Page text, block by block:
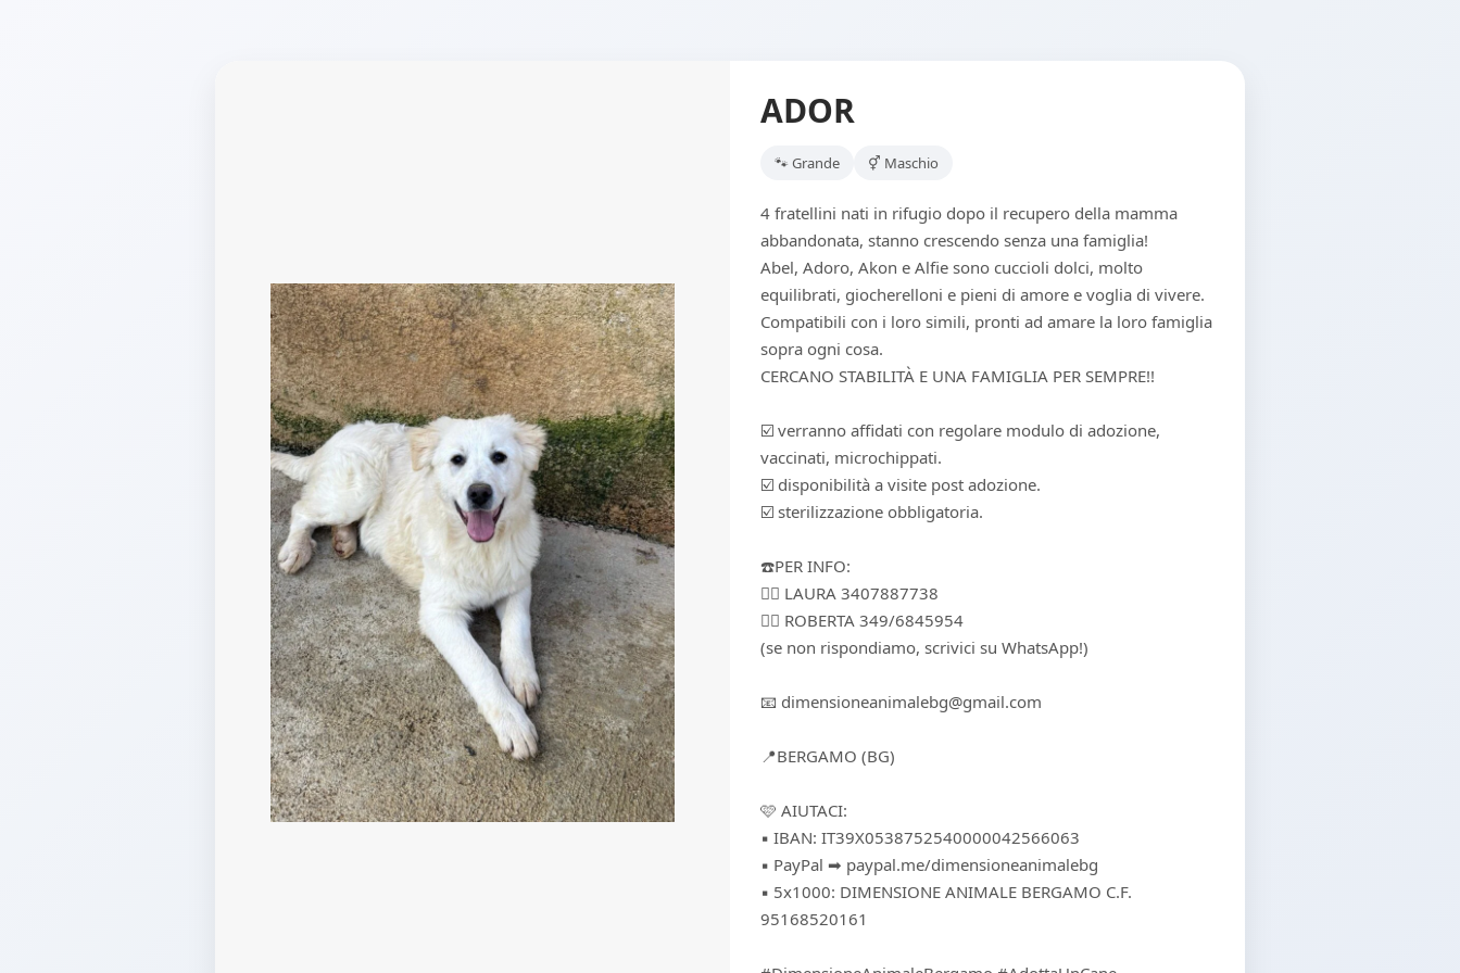
ADOR
🐾 Grande ⚥ Maschio
4 fratellini nati in rifugio dopo il recupero della mamma
abbandonata, stanno crescendo senza una famiglia!
Abel, Adoro, Akon e Alfie sono cuccioli dolci, molto
equilibrati, giocherelloni e pieni di amore e voglia di vivere.
Compatibili con i loro simili, pronti ad amare la loro famiglia
sopra ogni cosa.
CERCANO STABILITÀ E UNA FAMIGLIA PER SEMPRE!!
☑️ verranno affidati con regolare modulo di adozione,
vaccinati, microchippati.
☑️ disponibilità a visite post adozione.
☑️ sterilizzazione obbligatoria.
☎️PER INFO:
👉🏻 LAURA ‪3407887738
👉🏻 ROBERTA 349/6845954
(se non rispondiamo, scrivici su WhatsApp!)
📧 dimensioneanimalebg@gmail.com
📍BERGAMO (BG)
🩷 AIUTACI:
▪️ IBAN: IT39X0538752540000042566063
▪️ PayPal ➡ paypal.me/dimensioneanimalebg
▪️ 5x1000: DIMENSIONE ANIMALE BERGAMO C.F.
95168520161